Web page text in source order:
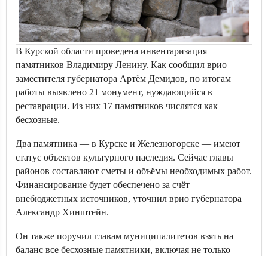
В Курской области проведена инвентаризация
памятников Владимиру Ленину. Как сообщил врио
заместителя губернатора Артём Демидов, по итогам
работы выявлено 21 монумент, нуждающийся в
реставрации. Из них 17 памятников числятся как
бесхозные.
Два памятника — в Курске и Железногорске — имеют
статус объектов культурного наследия. Сейчас главы
районов составляют сметы и объёмы необходимых работ.
Финансирование будет обеспечено за счёт
внебюджетных источников, уточнил врио губернатора
Александр Хинштейн.
Он также поручил главам муниципалитетов взять на
баланс все бесхозные памятники, включая не только